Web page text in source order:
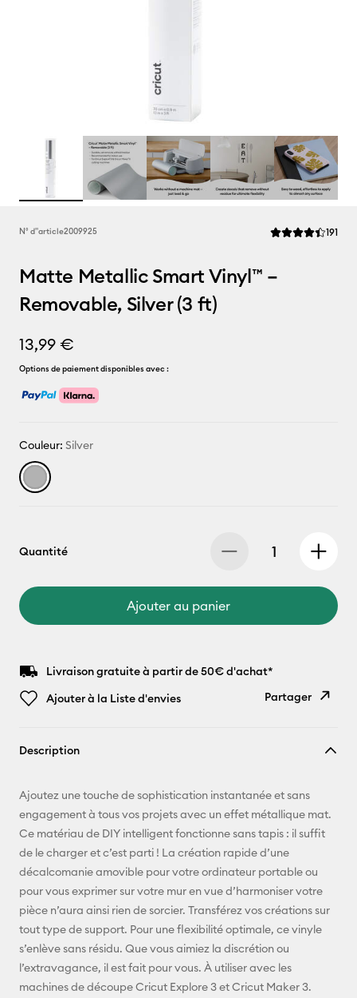
N° d''article2009925 La note 191
Matte Metallic Smart Vinyl™ –
Removable, Silver (3 ft)
13,99 €
Options de paiement disponibles avec :
Couleur: Silver
Quantité
Ajouter au panier
Livraison gratuite à partir de 50€ d'achat*
Ajouter à la Liste d'envies
Partager
E-mail
Pinterest
Facebook
Description
Ajoutez une touche de sophistication instantanée et sans
engagement à tous vos projets avec un effet métallique mat.
Ce matériau de DIY intelligent fonctionne sans tapis : il suffit
de le charger et c’est parti ! La création rapide d’une
décalcomanie amovible pour votre ordinateur portable ou
pour vous exprimer sur votre mur en vue d’harmoniser votre
pièce n’aura ainsi rien de sorcier. Transférez vos créations sur
tout type de support. Pour une flexibilité optimale, ce vinyle
s’enlève sans résidu. Que vous aimiez la discrétion ou
l’extravagance, il est fait pour vous. À utiliser avec les
machines de découpe Cricut Explore 3 et Cricut Maker 3.